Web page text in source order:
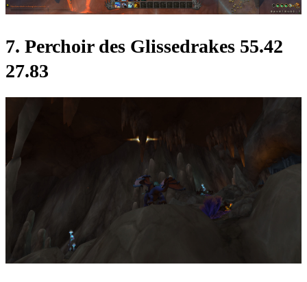
7. Perchoir des Glissedrakes 55.42
27.83